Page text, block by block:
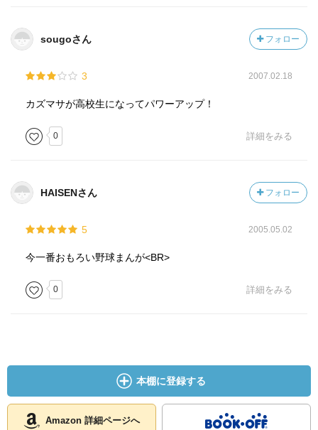
sougoさん フォロー
3 2007.02.18
カズマサが高校生になってパワーアップ！
0 詳細をみる
HAISENさん フォロー
5 2005.05.02
今一番おもろい野球まんが<BR>
0 詳細をみる
本棚に登録する
Amazon 詳細ページへ